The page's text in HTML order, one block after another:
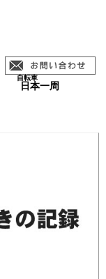
日本一周